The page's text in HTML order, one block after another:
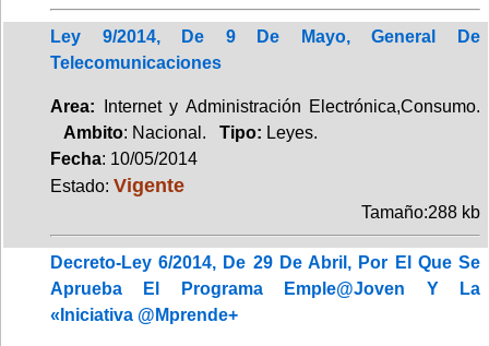
Ley 9/2014, De 9 De Mayo, General De
Telecomunicaciones
Area: Internet y Administración Electrónica,Consumo.
Ambito: Nacional. Tipo: Leyes.
Fecha: 10/05/2014
Estado: Vigente
Tamaño:288 kb
Decreto-Ley 6/2014, De 29 De Abril, Por El Que Se
Aprueba El Programa Emple@Joven Y La
«Iniciativa @Mprende+